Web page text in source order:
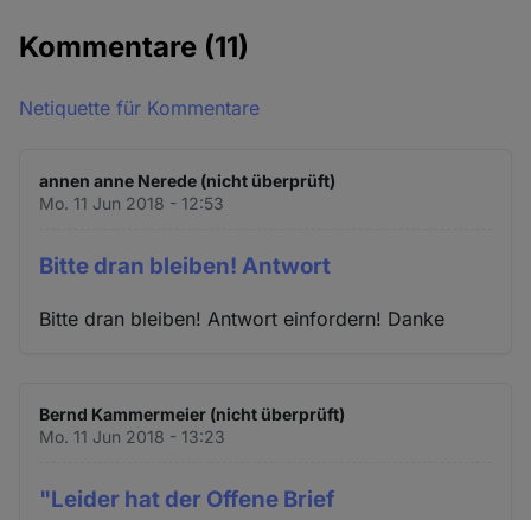
Kommentare (11)
Netiquette für Kommentare
annen anne Nerede (nicht überprüft)
Mo. 11 Jun 2018 - 12:53
Bitte dran bleiben! Antwort
Bitte dran bleiben! Antwort einfordern! Danke
Bernd Kammermeier (nicht überprüft)
Mo. 11 Jun 2018 - 13:23
"Leider hat der Offene Brief